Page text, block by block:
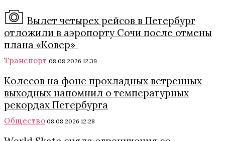
Вылет четырех рейсов в Петербург
отложили в аэропорту Сочи после отмены
плана «Ковер»
Транспорт 08.08.2026 12:39
Колесов на фоне прохладных ветренных
выходных напомнил о температурных
рекордах Петербурга
Общество 08.08.2026 12:28